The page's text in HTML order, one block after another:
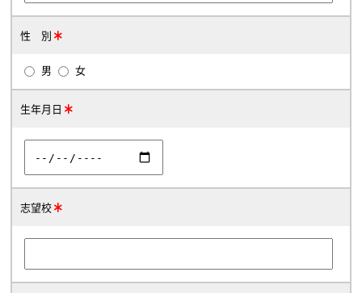
性 別
男 女
生年月日
志望校